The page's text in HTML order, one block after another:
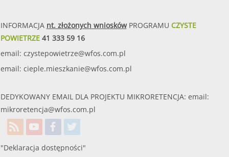
INFORMACJA nt. złożonych wnioskówPROGRAMU CZYSTE
POWIETRZE41 333 59 16
email: czystepowietrze@wfos.com.pl
email: cieple.mieszkanie@wfos.com.pl
DEDYKOWANY EMAIL DLA PROJEKTU MIKRORETENCJA: email:
mikroretencja@wfos.com.pl
"Deklaracja dostępności"